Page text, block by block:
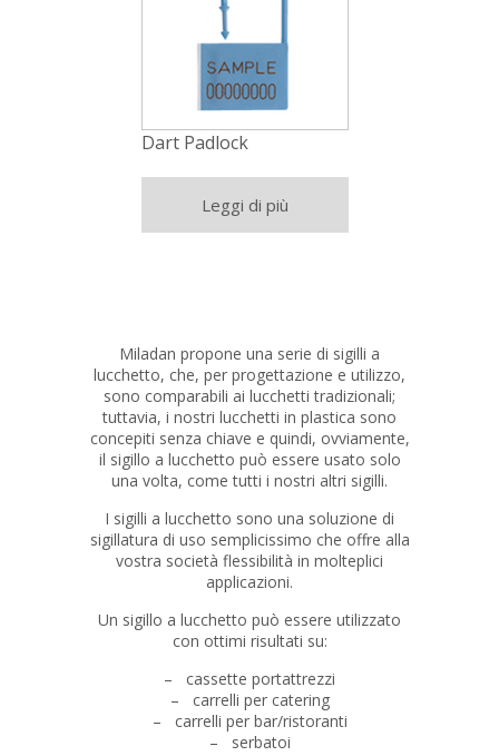
Dart Padlock
Leggi di più
Miladan propone una serie di sigilli a
lucchetto, che, per progettazione e utilizzo,
sono comparabili ai lucchetti tradizionali;
tuttavia, i nostri lucchetti in plastica sono
concepiti senza chiave e quindi, ovviamente,
il sigillo a lucchetto può essere usato solo
una volta, come tutti i nostri altri sigilli.
I sigilli a lucchetto sono una soluzione di
sigillatura di uso semplicissimo che offre alla
vostra società flessibilità in molteplici
applicazioni.
Un sigillo a lucchetto può essere utilizzato
con ottimi risultati su:
– cassette portattrezzi
– carrelli per catering
– carrelli per bar/ristoranti
– serbatoi